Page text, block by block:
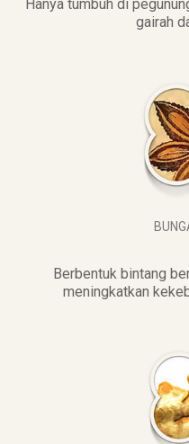
Hanya tumbuh di
gairah
Berbentuk bintang
meningkatkan